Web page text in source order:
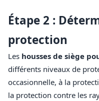
Étape 2 :
protection
Les housses de siège
différents niveaux de
occasionnelle, à la
la protection contre les